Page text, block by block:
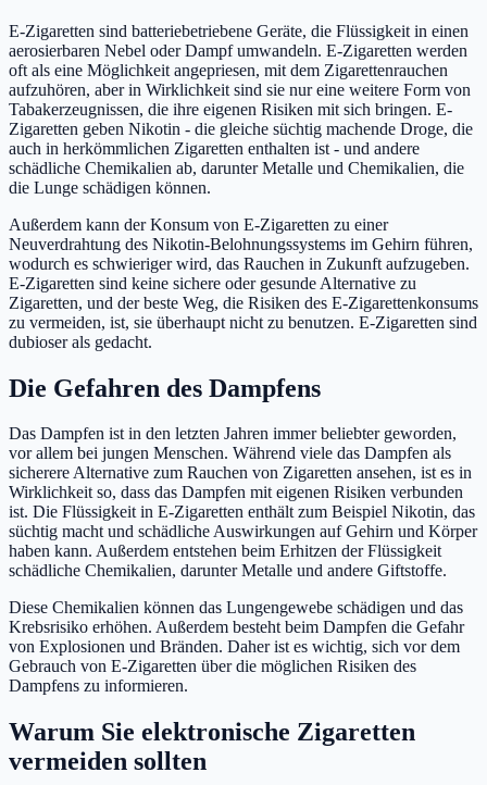
E-Zigaretten sind batteriebetriebene Geräte, die Flüssigkeit in einen
aerosierbaren Nebel oder Dampf umwandeln. E-Zigaretten werden
oft als eine Möglichkeit angepriesen, mit dem Zigarettenrauchen
aufzuhören, aber in Wirklichkeit sind sie nur eine weitere Form von
Tabakerzeugnissen, die ihre eigenen Risiken mit sich bringen. E-
Zigaretten geben Nikotin - die gleiche süchtig machende Droge, die
auch in herkömmlichen Zigaretten enthalten ist - und andere
schädliche Chemikalien ab, darunter Metalle und Chemikalien, die
die Lunge schädigen können.
Außerdem kann der Konsum von E-Zigaretten zu einer
Neuverdrahtung des Nikotin-Belohnungssystems im Gehirn führen,
wodurch es schwieriger wird, das Rauchen in Zukunft aufzugeben.
E-Zigaretten sind keine sichere oder gesunde Alternative zu
Zigaretten, und der beste Weg, die Risiken des E-Zigarettenkonsums
zu vermeiden, ist, sie überhaupt nicht zu benutzen. E-Zigaretten sind
dubioser als gedacht.
Die Gefahren des Dampfens
Das Dampfen ist in den letzten Jahren immer beliebter geworden,
vor allem bei jungen Menschen. Während viele das Dampfen als
sicherere Alternative zum Rauchen von Zigaretten ansehen, ist es in
Wirklichkeit so, dass das Dampfen mit eigenen Risiken verbunden
ist. Die Flüssigkeit in E-Zigaretten enthält zum Beispiel Nikotin, das
süchtig macht und schädliche Auswirkungen auf Gehirn und Körper
haben kann. Außerdem entstehen beim Erhitzen der Flüssigkeit
schädliche Chemikalien, darunter Metalle und andere Giftstoffe.
Diese Chemikalien können das Lungengewebe schädigen und das
Krebsrisiko erhöhen. Außerdem besteht beim Dampfen die Gefahr
von Explosionen und Bränden. Daher ist es wichtig, sich vor dem
Gebrauch von E-Zigaretten über die möglichen Risiken des
Dampfens zu informieren.
Warum Sie elektronische Zigaretten
vermeiden sollten